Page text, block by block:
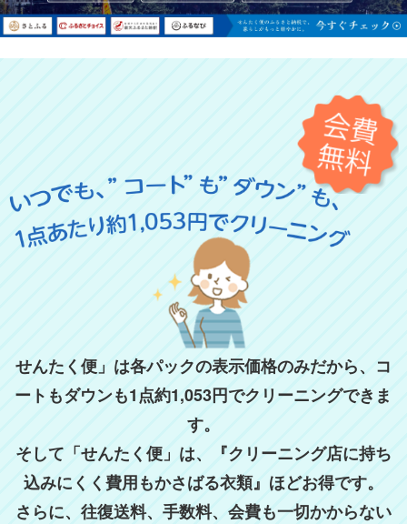
3 保管サービスを利用しますか？
いいえ（すぐに受け取る）
せんたく便」は各パックの表示価格のみだから、コ
ートもダウンも1点約1,053円でクリーニングできま
す。
そして「せんたく便」は、『クリーニング店に持ち
込みにくく費用もかさばる衣類』ほどお得です。
さらに、往復送料、手数料、会費も一切かからない